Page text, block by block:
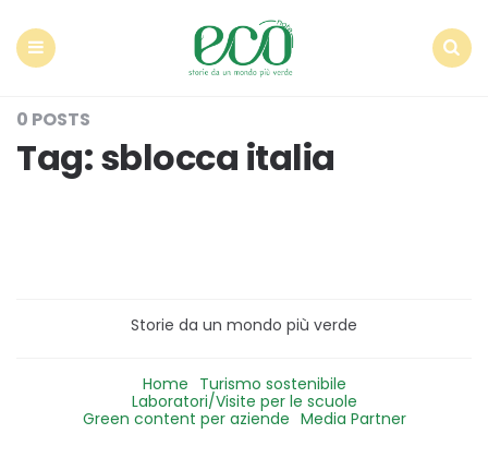
0 POSTS
Tag:sblocca italia
Storie da un mondo più verde
Home Turismo sostenibile
Laboratori/Visite per le scuole
Green content per aziende Media Partner